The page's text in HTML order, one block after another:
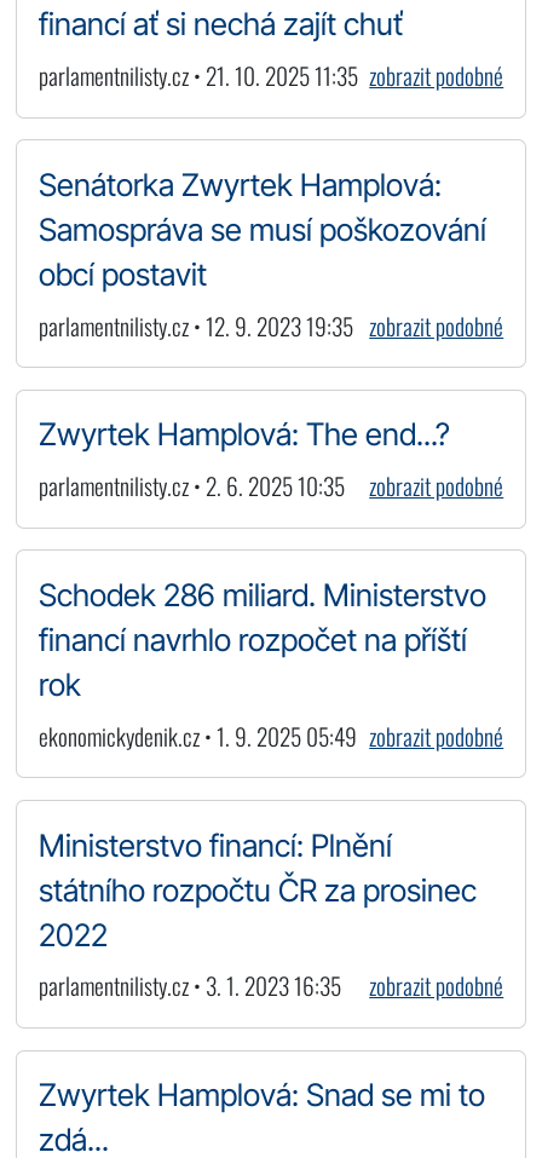
financí ať si nechá zajít chuť
parlamentnilisty.cz • 21. 10. 2025 11:35 zobrazit podobné
Senátorka Zwyrtek Hamplová:
Samospráva se musí poškozování
obcí postavit
parlamentnilisty.cz • 12. 9. 2023 19:35 zobrazit podobné
Zwyrtek Hamplová: The end...?
parlamentnilisty.cz • 2. 6. 2025 10:35 zobrazit podobné
Schodek 286 miliard. Ministerstvo
financí navrhlo rozpočet na příští
rok
ekonomickydenik.cz • 1. 9. 2025 05:49 zobrazit podobné
Ministerstvo financí: Plnění
státního rozpočtu ČR za prosinec
2022
parlamentnilisty.cz • 3. 1. 2023 16:35 zobrazit podobné
Zwyrtek Hamplová: Snad se mi to
zdá...